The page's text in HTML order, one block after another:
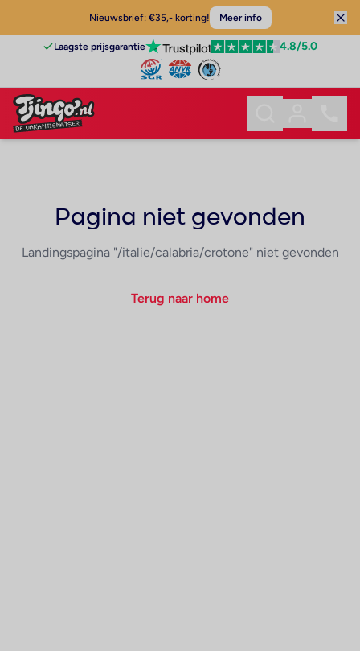
Nieuwsbrief: €35,- korting! Meer info
Laagste prijsgarantie 4.8/5.0
Pagina niet gevonden
Landingspagina "/italie/calabria/crotone" niet gevonden
Terug naar home